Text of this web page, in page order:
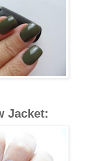
Jacket: